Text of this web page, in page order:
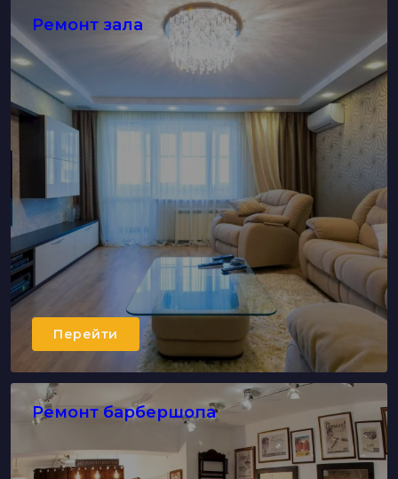
Ремонт зала
Перейти
Ремонт барбершопа